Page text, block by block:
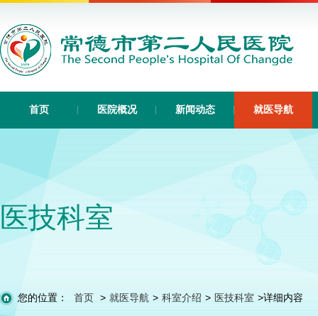
首页 医院概况 新闻动态 就医导航
医技科室
您的位置： 首页 > 就医导航 > 科室介绍 > 医技科室 >详细内容